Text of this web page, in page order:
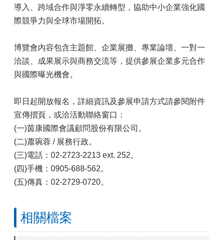
導入、跨域合作與淨零永續轉型，協助中小企業強化國
際競爭力與全球市場開拓。
博覽會內容包含主題館、企業展攤、專業論壇、一對一
洽談、成果展示與商務交流等，提供參展企業多元合作
與國際曝光機會。
即日起開放報名，詳細資訊及參展申請方式請參閱附件
宣傳摺頁，或洽活動聯絡窗口：
(一)茵康國際會議顧問股份有限公司。
(二)蕭琬蓉 / 展務行政。
(三)電話：02-2723-2213 ext. 252。
(四)手機：0905-688-562。
(五)傳真：02-2729-0720。
相關檔案